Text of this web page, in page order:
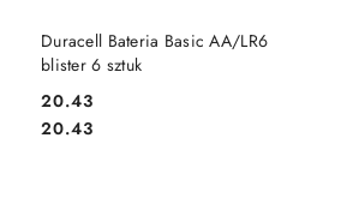
Duracell Bateria Basic AA/LR6
blister 6 sztuk
Cena:
20.43
Cena:
20.43
DO KOSZYKA